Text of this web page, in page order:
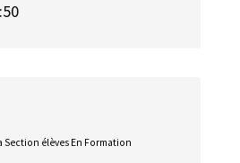
Section élèves En Formation